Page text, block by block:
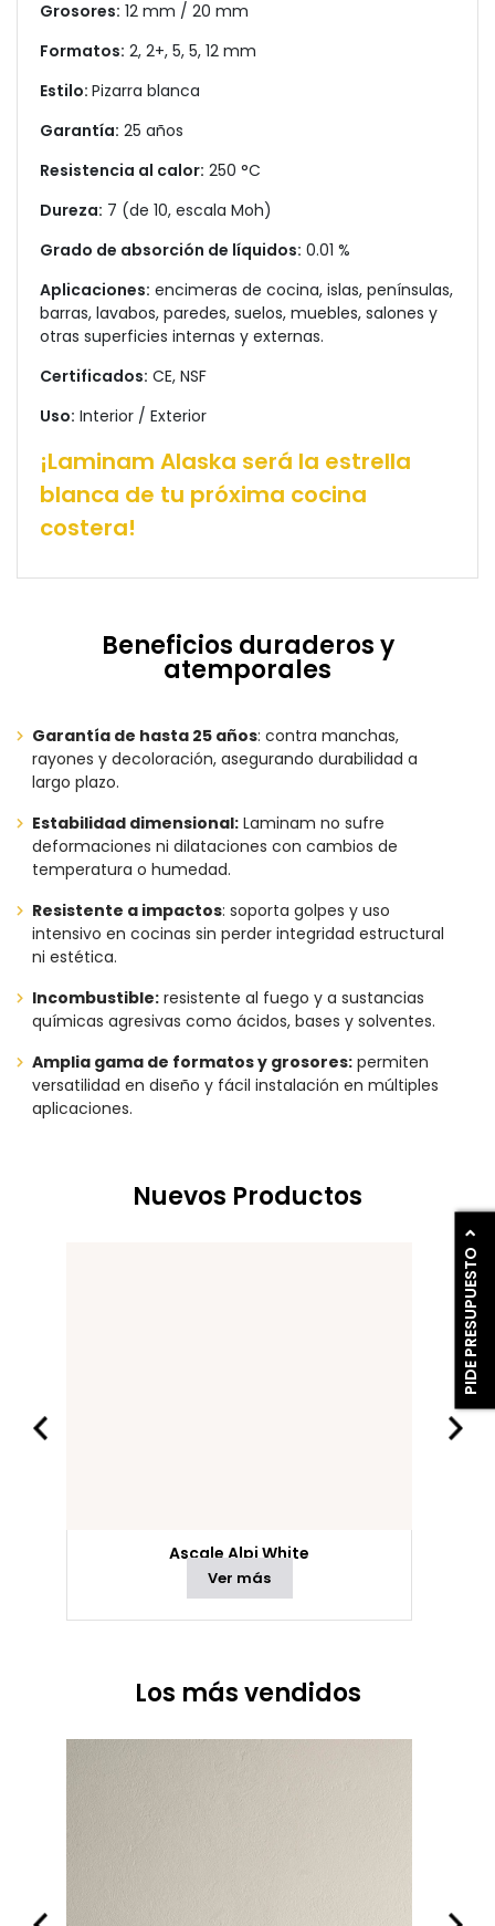
PIDE PRESUPUESTO
Grosores: 12 mm / 20 mm
Formatos: 2, 2+, 5, 5, 12 mm
Estilo: Pizarra blanca
Garantía: 25 años
Resistencia al calor: 250 °C
Dureza: 7 (de 10, escala Moh)
Grado de absorción de líquidos: 0.01 %
Aplicaciones: encimeras de cocina, islas, penínsulas,
barras, lavabos, paredes, suelos, muebles, salones y
otras superficies internas y externas.
Certificados: CE, NSF
Uso: Interior / Exterior
¡Laminam Alaska será la estrella
blanca de tu próxima cocina
costera!
Beneficios duraderos y
atemporales
Garantía de hasta 25 años: contra manchas,
rayones y decoloración, asegurando durabilidad a
largo plazo.
Estabilidad dimensional: Laminam no sufre
deformaciones ni dilataciones con cambios de
temperatura o humedad.
Resistente a impactos: soporta golpes y uso
intensivo en cocinas sin perder integridad estructural
ni estética.
Incombustible: resistente al fuego y a sustancias
químicas agresivas como ácidos, bases y solventes.
Amplia gama de formatos y grosores: permiten
versatilidad en diseño y fácil instalación en múltiples
aplicaciones.
Nuevos Productos
Ascale Alpi White
Ver más
Los más vendidos